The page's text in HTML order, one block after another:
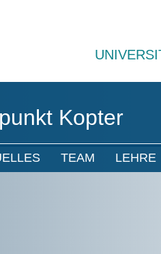
Kopter
TEAM LEHRE